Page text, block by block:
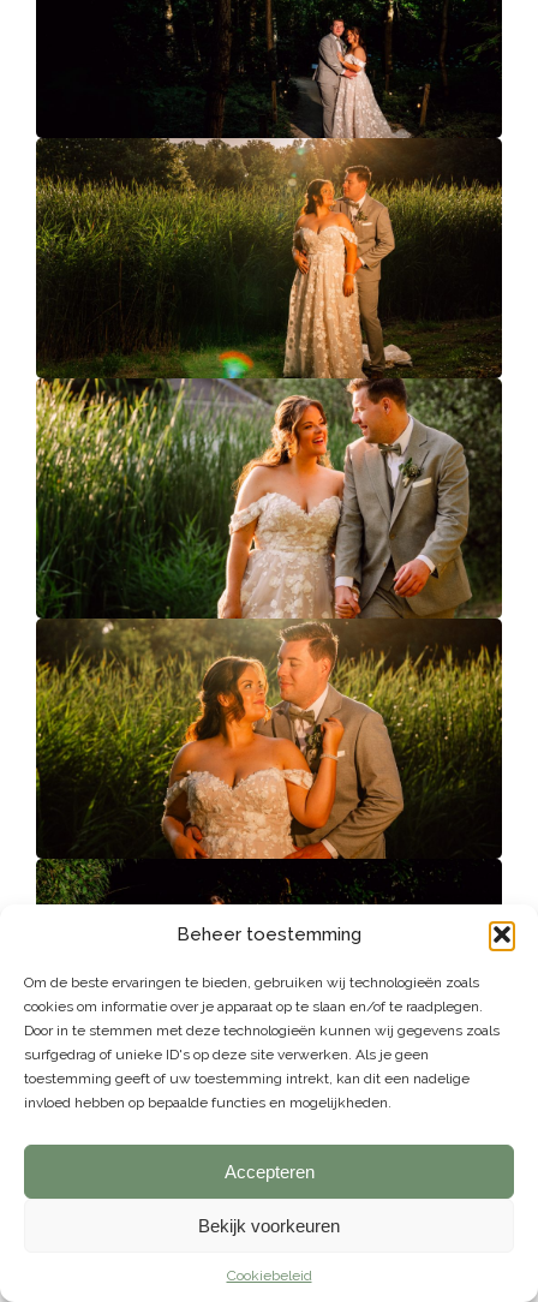
Beheer toestemming
Om de beste ervaringen te bieden, gebruiken wij technologieën zoals
cookies om informatie over je apparaat op te slaan en/of te raadplegen.
Door in te stemmen met deze technologieën kunnen wij gegevens zoals
surfgedrag of unieke ID's op deze site verwerken. Als je geen
toestemming geeft of uw toestemming intrekt, kan dit een nadelige
invloed hebben op bepaalde functies en mogelijkheden.
Accepteren
Bekijk voorkeuren
Cookiebeleid